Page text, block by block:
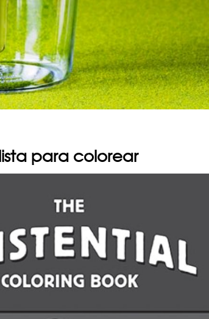
para colorear